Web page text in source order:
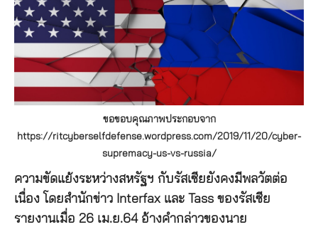
ขอขอบคุณภาพประกอบจาก
https://ritcyberselfdefense.wordpress.com/2019/11/20/cyber-
supremacy-us-vs-russia/
ความขัดแย้งระหว่างสหรัฐฯ กับรัสเซียยังคงมีพลวัตต่อ
เนื่อง โดยสำนักข่าว Interfax และ Tass ของรัสเซีย
รายงานเมื่อ 26 เม.ย.64 อ้างคำกล่าวของนาย